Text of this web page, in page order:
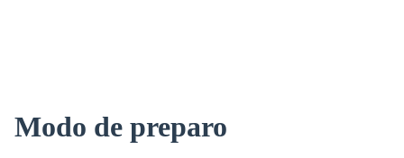
Modo de preparo